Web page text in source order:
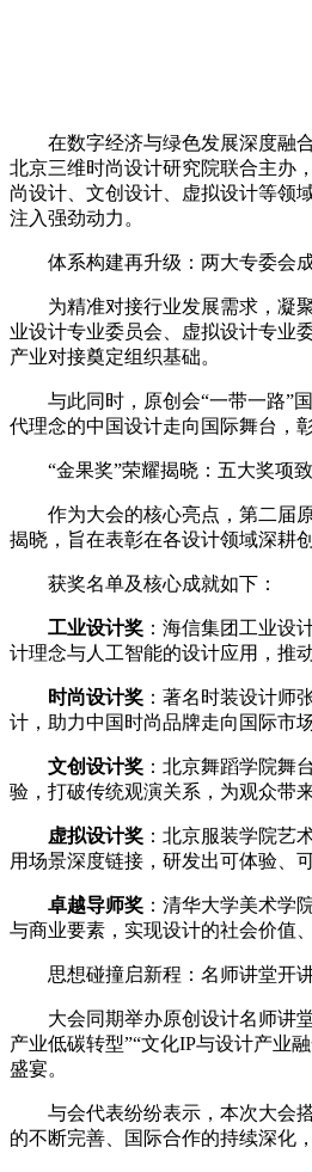
在数字经济与绿色发展深度融合
北京三维时尚设计研究院联合主办
尚设计、文创设计、虚拟设计等领
注入强劲动力。
体系构建再升级：两大专委会成
为精准对接行业发展需求，凝聚
业设计专业委员会、虚拟设计专业
产业对接奠定组织基础。
与此同时，原创会“一带一路”国
代理念的中国设计走向国际舞台，
“金果奖”荣耀揭晓：五大奖项致
作为大会的核心亮点，第二届原
揭晓，旨在表彰在各设计领域深耕
获奖名单及核心成就如下：
工业设计奖 ：海信集团工业设
计理念与人工智能的设计应用，推
时尚设计奖 ：著名时装设计师
计，助力中国时尚品牌走向国际市场
文创设计奖 ：北京舞蹈学院舞
验，打破传统观演关系，为观众带
虚拟设计奖 ：北京服装学院艺
用场景深度链接，研发出可体验、
卓越导师奖 ：清华大学美术学
与商业要素，实现设计的社会价值
思想碰撞启新程：名师讲堂开讲
大会同期举办原创设计名师讲堂
产业低碳转型”“文化IP与设计产业
盛宴。
与会代表纷纷表示，本次大会搭
的不断完善、国际合作的持续深化